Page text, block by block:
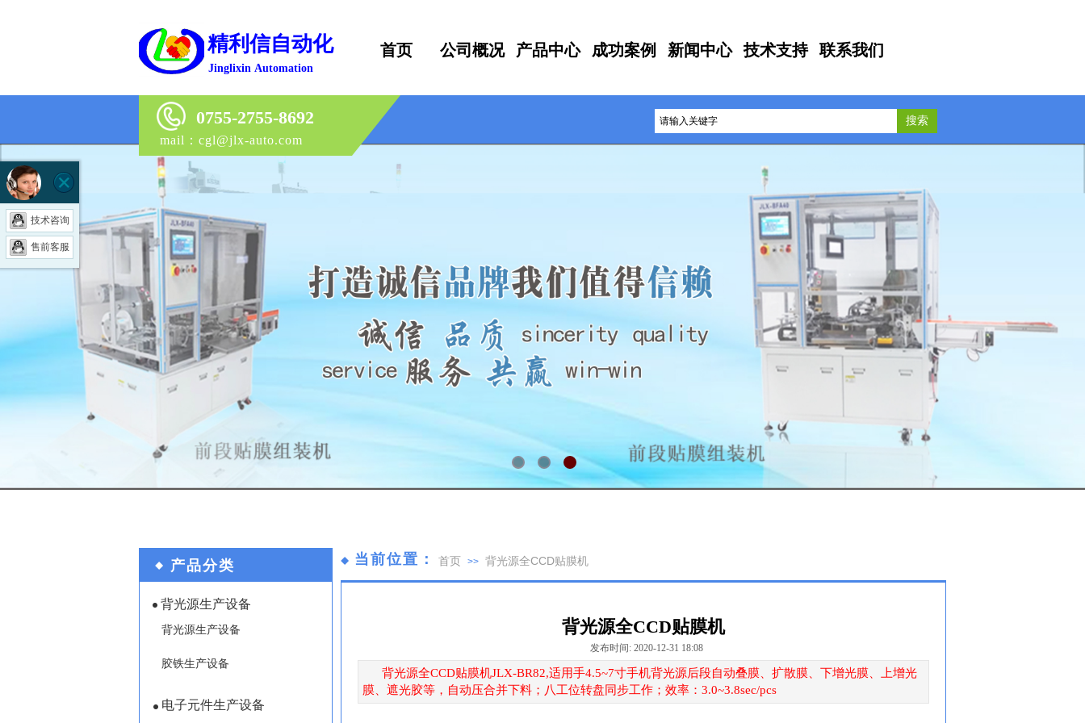
搜索
0755-2755-8692
mail：cgl@jlx-auto.com
当前位置：
产品分类 首页 >> 背光源全CCD贴膜机
产品分类
背光源生产设备
背光源全CCD贴膜机
发布时间: 2020-12-31 18:08
背光源全CCD贴膜机JLX-BR82,适用手4.5~7寸手机背光源后段自动叠膜、扩散膜、下增光膜、上增光
膜、遮光胶等，自动压合并下料；八工位转盘同步工作；效率：3.0~3.8sec/pcs
背光源生产设备
胶铁生产设备
电子元件生产设备
首页 公司概况 产品中心 成功案例 新闻中心 技术支持 联系我们
精利信自动化
Jinglixin Automation
技术咨询
售前客服